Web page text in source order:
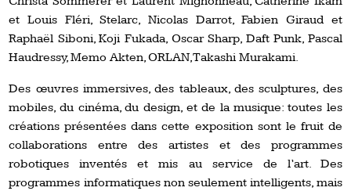
et Louis Fléri, Stelarc, Nicolas Darrot, Fabien Giraud et
Raphaël Siboni, Koji Fukada, Oscar Sharp, Daft Punk, Pascal
Haudressy, Memo Akten, ORLAN, Takashi Murakami.
Des œuvres immersives, des tableaux, des sculptures, des
mobiles, du cinéma, du design, et de la musique: toutes les
créations présentées dans cette exposition sont le fruit de
collaborations entre des artistes et des programmes
robotiques inventés et mis au service de l’art. Des
programmes informatiques non seulement intelligents, mais